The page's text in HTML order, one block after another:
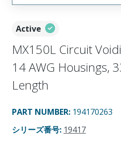
Active
MX150L Circuit
14 AWG Housings,
Length
PART NUMBER: 194170263
シリーズ番号: 19417